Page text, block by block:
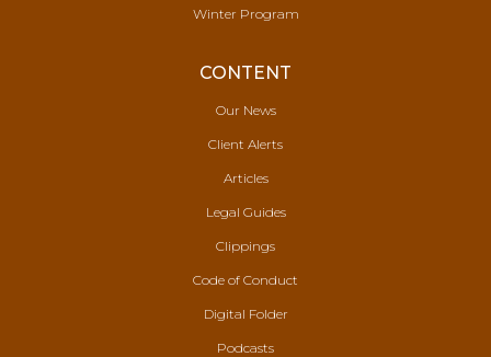
Winter Program
CONTENT
Our News
Client Alerts
Articles
Legal Guides
Clippings
Code of Conduct
Digital Folder
Podcasts